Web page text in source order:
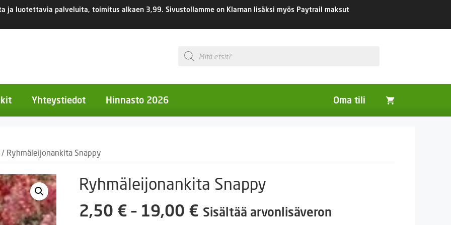
ja luotettavia palveluita, toimitus alkaen 3,99. Sivustollamme on Klarnan lisäksi myös Paytrail maksut
Products
search
kukat
kukat
Ruukut
Yhteystiedot Hinnasto 2026 Oma tili
/ Ryhmäleijonankita Snappy
Ryhmäleijonankita Snappy
2,50 € – 19,00 €Hintaluokka:
Sisältää arvonlisäveron